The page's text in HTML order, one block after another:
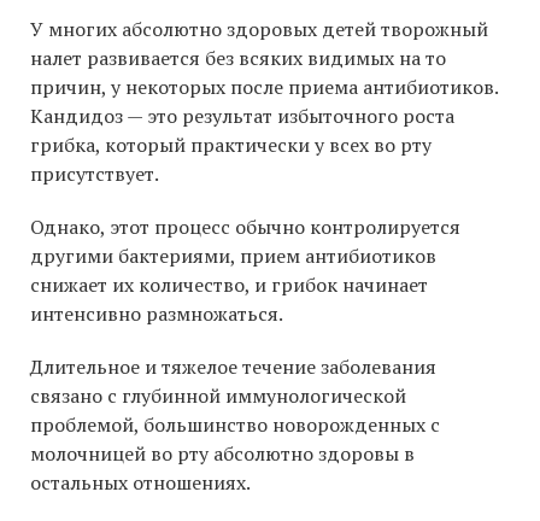
У многих абсолютно здоровых детей творожный
налет развивается без всяких видимых на то
причин, у некоторых после приема антибиотиков.
Кандидоз — это результат избыточного роста
грибка, который практически у всех во рту
присутствует.
Однако, этот процесс обычно контролируется
другими бактериями, прием антибиотиков
снижает их количество, и грибок начинает
интенсивно размножаться.
Длительное и тяжелое течение заболевания
связано с глубинной иммунологической
проблемой, большинство новорожденных с
молочницей во рту абсолютно здоровы в
остальных отношениях.